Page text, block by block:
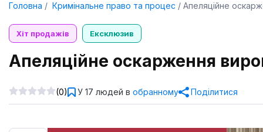
Головна Кримінальне право та процес Апеляційне
Хіт продажів Ексклюзив
Апеляційне оскарження
(0) У 17 людей в обранному Поділитися